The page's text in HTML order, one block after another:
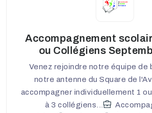
Accompagnement
ou Collégiens
Venez rejoindre notre équipe de
notre antenne du Square de
accompagner individuellement 1
à 3 collégiens...